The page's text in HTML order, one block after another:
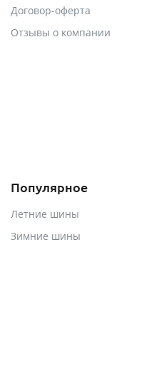
Договор-оферта
Отзывы о компании
Популярное
Летние шины
Зимние шины